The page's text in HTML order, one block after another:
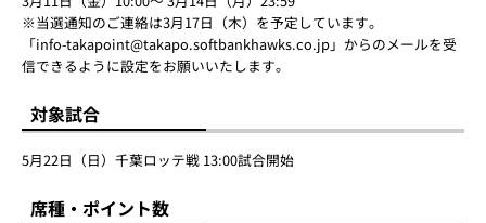
※当選通知のご連絡は3月17日（木）を予定しています。
「info-takapoint@takapo.softbankhawks.co.jp」からのメールを受
信できるように設定をお願いいたします。
対象試合
5月22日（日）千葉ロッテ戦 13:00試合開始
席種・ポイント数